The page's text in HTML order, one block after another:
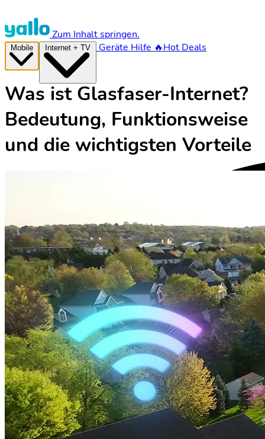
Zum Inhalt springen.
Geräte Hilfe 🔥Hot Deals
Was ist Glasfaser-Internet?
Bedeutung, Funktionsweise
und die wichtigsten Vorteile